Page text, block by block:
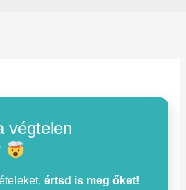
végtelen
értsd is meg őket!